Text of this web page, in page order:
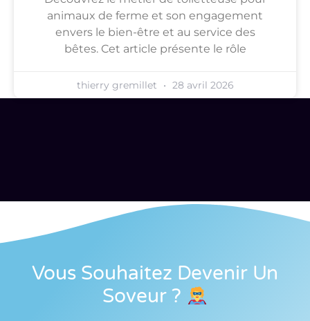
animaux de ferme et son engagement
envers le bien-être et au service des
bêtes. Cet article présente le rôle
thierry gremillet 28 avril 2026
Vous Souhaitez Devenir Un
Soveur ?